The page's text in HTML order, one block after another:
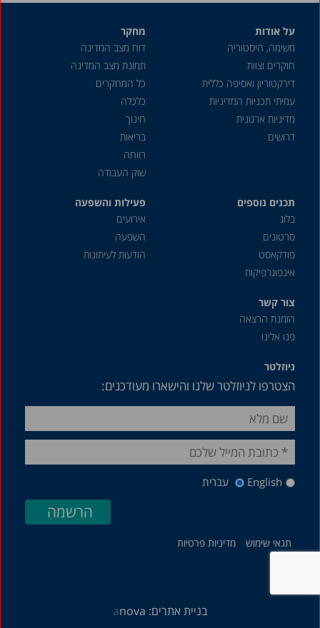
על אודות
משימה, היסטוריה
חוקרים וצוות
דירקטוריון ואסיפה כללית
עמיתי תכניות המדיניות
מדיניות ארגונית
דרושים
מחקר
דוח מצב המדינה
תמונת מצב המדינה
כל המחקרים
כלכלה
חינוך
בריאות
רווחה
שוק העבודה
תכנים נוספים
בלוג
סרטונים
פודקאסט
אינפוגרפיקות
פעילות והשפעה
אירועים
השפעה
הודעות לעיתונות
צור קשר
הזמנת הרצאה
פנו אלינו
ניוזלטר
הצטרפו לניוזלטר שלנו והישארו מעודכנים:
English עברית
תנאי שימוש מדיניות פרטיות
בניית אתרים: anova